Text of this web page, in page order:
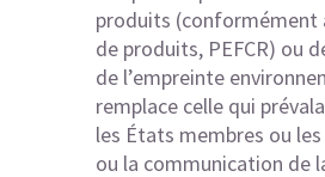
produits (conformément
de produits, PEFCR) ou
de l’empreinte
remplace celle qui
les États membres ou
ou la communication de